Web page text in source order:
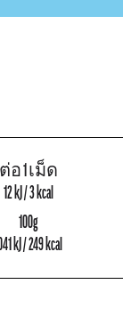
ต่อ 1 เม็ด
12 kJ / 3 kcal
100g
kJ / 249 kcal